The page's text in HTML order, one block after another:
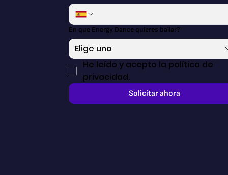
En que Energy Dance quieres bailar?
Elige uno
He leído y acepto la política de
privacidad.
Solicitar ahora